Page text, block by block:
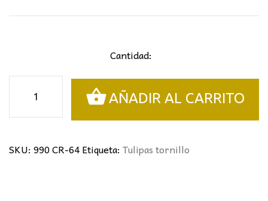
Cantidad:
cantidad
AÑADIR AL CARRITO
SKU: 990 CR-64Etiqueta: Tulipas tornillo